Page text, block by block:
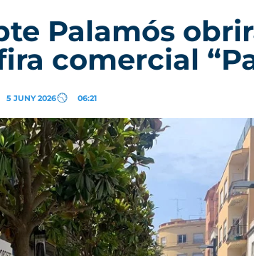
Palamós
comercial
5 JUNY 2026 06:21